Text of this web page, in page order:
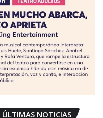
ÚLTIMAS NOTICIAS